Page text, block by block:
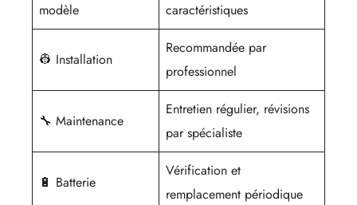
modèle
caractéristiques
👷 Installation
Recommandée par
professionnel
🔧 Maintenance
Entretien régulier, révisions
par spécialiste
🔋 Batterie
Vérification et
remplacement périodique